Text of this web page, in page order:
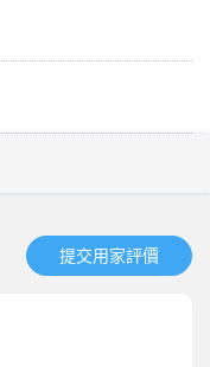
提交用家評價​